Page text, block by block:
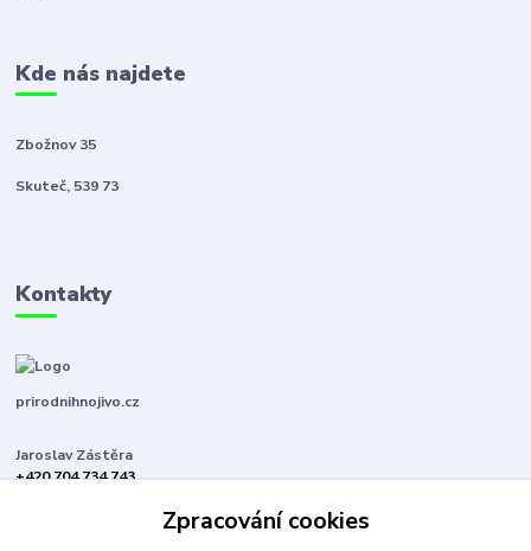
Kde nás najdete
Zbožnov 35
Skuteč, 539 73
Kontakty
prirodnihnojivo.cz
Jaroslav Zástěra
+420 704 734 743
Zpracování cookies